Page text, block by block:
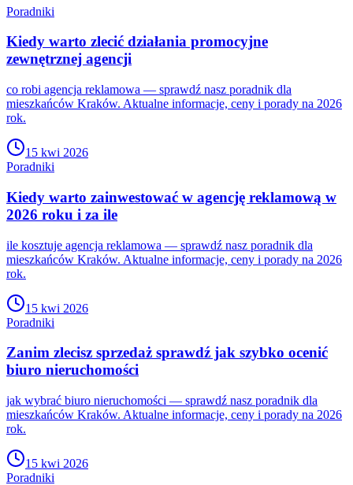
Poradniki
Kiedy warto zlecić działania promocyjne
zewnętrznej agencji
co robi agencja reklamowa — sprawdź nasz poradnik dla
mieszkańców Kraków. Aktualne informacje, ceny i porady na 2026
rok.
15 kwi 2026
Poradniki
Kiedy warto zainwestować w agencję reklamową w
2026 roku i za ile
ile kosztuje agencja reklamowa — sprawdź nasz poradnik dla
mieszkańców Kraków. Aktualne informacje, ceny i porady na 2026
rok.
15 kwi 2026
Poradniki
Zanim zlecisz sprzedaż sprawdź jak szybko ocenić
biuro nieruchomości
jak wybrać biuro nieruchomości — sprawdź nasz poradnik dla
mieszkańców Kraków. Aktualne informacje, ceny i porady na 2026
rok.
15 kwi 2026
Poradniki